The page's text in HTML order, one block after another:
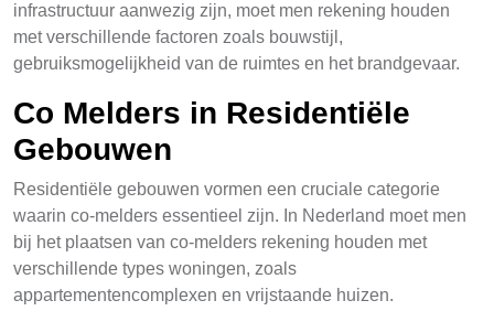
infrastructuur aanwezig zijn, moet men rekening houden
met verschillende factoren zoals bouwstijl,
gebruiksmogelijkheid van de ruimtes en het brandgevaar.
Co Melders in Residentiële
Gebouwen
Residentiële gebouwen vormen een cruciale categorie
waarin co-melders essentieel zijn. In Nederland moet men
bij het plaatsen van co-melders rekening houden met
verschillende types woningen, zoals
appartementencomplexen en vrijstaande huizen.